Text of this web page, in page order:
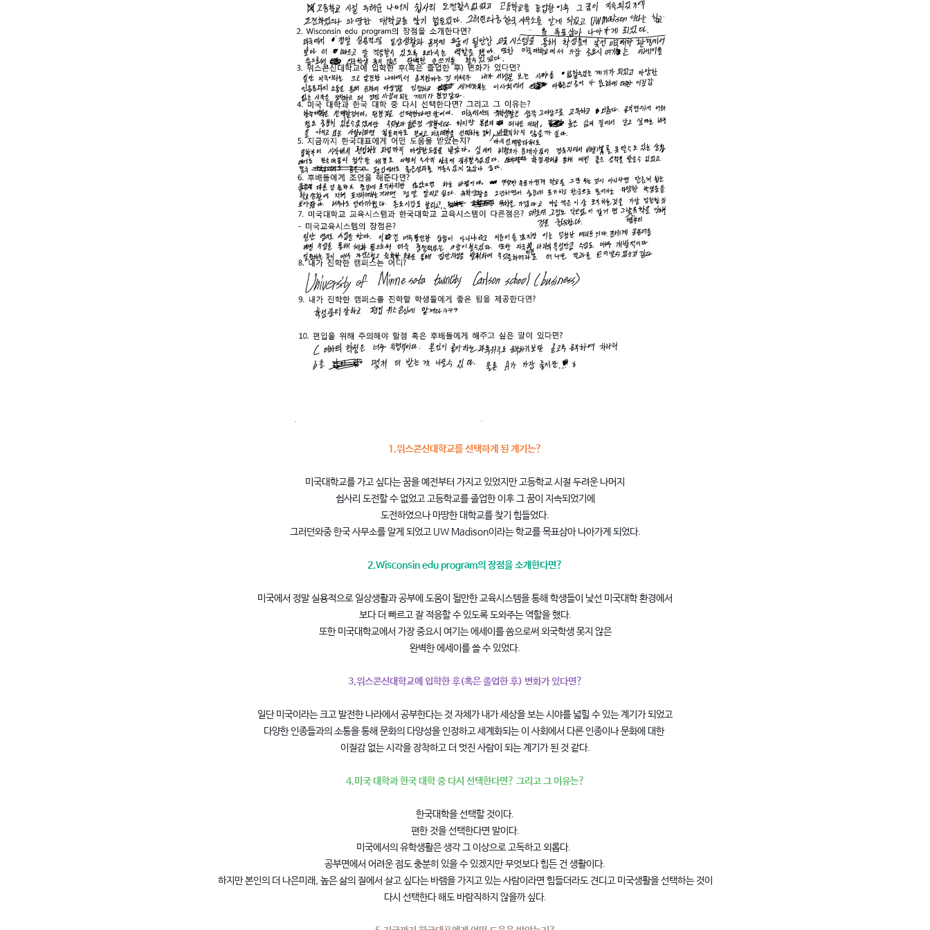
1.위스콘신대학교를 선택하게 된 계기는?
미국대학교를 가고 싶다는 꿈을 예전부터 가지고 있었지만 고등학교 시절 두려운 나머지
쉽사리 도전할 수 없었고 고등학교를 졸업한 이후 그 꿈이 지속되었기에
도전하였으나 마땅한 대학교를 찾기 힘들었다.
그러던와중 한국 사무소를 알게 되었고 UW Madison이라는 학교를 목표삼아 나아가게 되었다.
2.Wisconsin edu program의 장점을 소개한다면?
미국에서 정말 실용적으로 일상생활과 공부에 도움이 될만한 교육시스템을 통해 학생들이 낯선 미국대학 환경에서
보다 더 빠르고 잘 적응할 수 있도록 도와주는 역할을 했다.
또한 미국대학교에서 가장 중요시 여기는 에세이를 씀으로써 외국학생 못지 않은
완벽한 에세이를 쓸 수 있었다.
3.위스콘신대학교에 입학한 후(혹은 졸업한 후) 변화가 있다면?
일단 미국이라는 크고 발전한 나라에서 공부한다는 것 자체가 내가 세상을 보는 시야를 넓힐 수 있는 계기가 되었고
다양한 인종들과의 소통을 통해 문화의 다양성을 인정하고 세계화되는 이 사회에서 다른 인종이나 문화에 대한
이질감 없는 시각을 장착하고 더 멋진 사람이 되는 계기가 된 것 같다.
4.미국 대학과 한국 대학 중 다시 선택한다면? 그리고 그 이유는?
한국대학을 선택할 것이다.
편한 것을 선택한다면 말이다.
미국에서의 유학생활은 생각 그 이상으로 고독하고 외롭다.
공부면에서 어려운 점도 충분히 있을 수 있겠지만 무엇보다 힘든 건 생활이다.
하지만 본인의 더 나은미래, 높은 삶의 질에서 살고 싶다는 바램을 가지고 있는 사람이라면 힘들더라도 견디고 미국생활을 선택하는 것이
다시 선택한다 해도 바람직하지 않을까 싶다.